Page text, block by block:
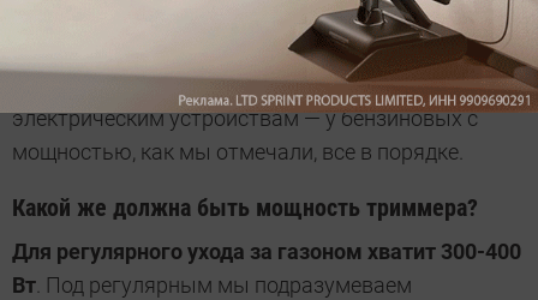
недостаточна, триммер будет постоянно терять
обороты, перегреваться и отключаться. Как
правило, такие проблемы свойственны
электрическим устройствам — у бензиновых с
мощностью, как мы отмечали, все в порядке.
Какой же должна быть мощность триммера?
Для регулярного ухода за газоном хватит 300-400
Вт. Под регулярным мы подразумеваем